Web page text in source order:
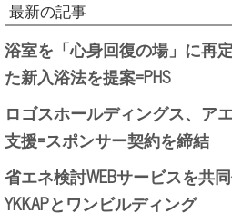
最新の記事
浴室を「心身回復の場」に再
た新入浴法を提案=PHS
ロゴスホールディングス、ア
支援=スポンサー契約を締結
省エネ検討WEBサービスを共
YKKAPとワンビルディング